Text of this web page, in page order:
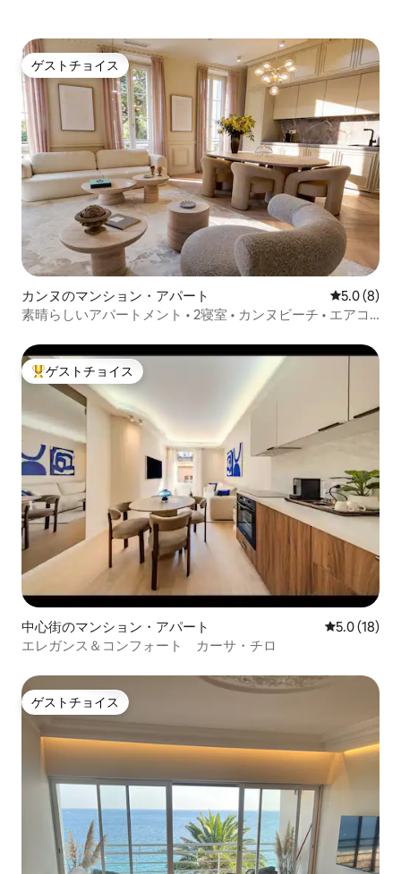
ゲストチョイス
ゲストチョイス
カンヌのマンション・アパート レビュー8
5.0 (8)
素晴らしいアパートメント • 2寝室 • カンヌビーチ • エアコ
大好評のゲストチョイスです。
ゲストチョイス
中心街のマンション・アパート レビュー18
5.0 (18)
エレガンス＆コンフォート カーサ・チロ
ゲストチョイス
ゲストチョイス